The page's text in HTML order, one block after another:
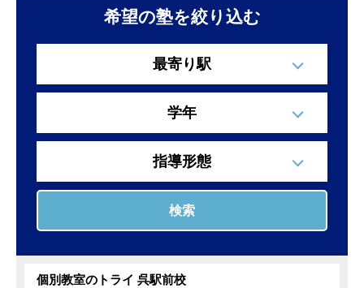
希望の塾を絞り込む
最寄り駅
学年
指導形態
検索
個別教室のトライ 呉駅前校